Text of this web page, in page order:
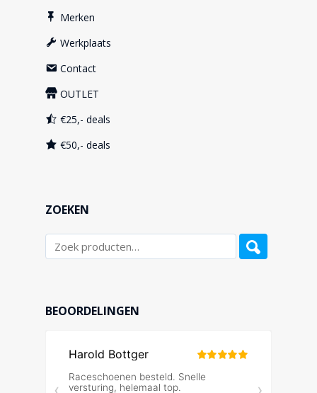
Merken
Werkplaats
Contact
OUTLET
€25,- deals
€50,- deals
ZOEKEN
BEOORDELINGEN